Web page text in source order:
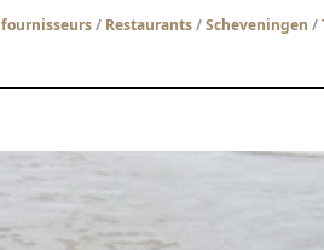
fournisseurs/ Restaurants/Scheveningen /